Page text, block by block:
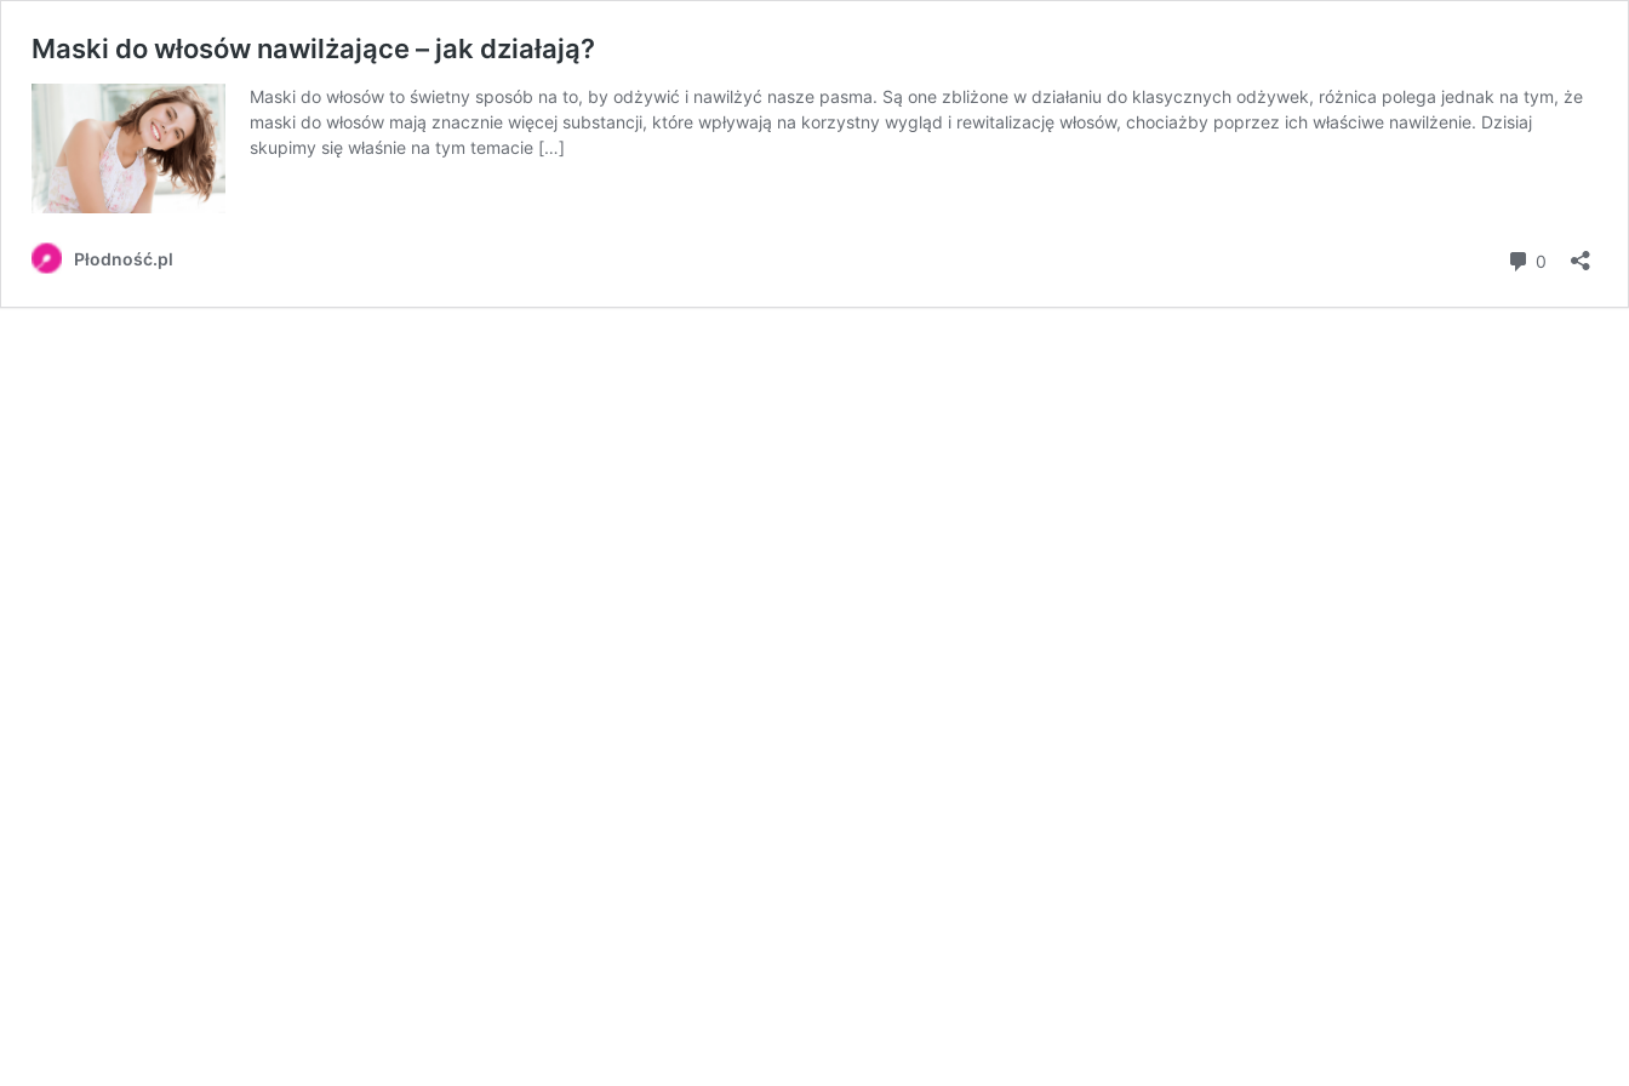
Maski do włosów nawilżające – jak działają?
Maski do włosów to świetny sposób na to, by odżywić i nawilżyć nasze pasma. Są one zbliżone w działaniu do klasycznych odżywek, różnica polega jednak na tym, że
maski do włosów mają znacznie więcej substancji, które wpływają na korzystny wygląd i rewitalizację włosów, chociażby poprzez ich właściwe nawilżenie. Dzisiaj
skupimy się właśnie na tym temacie […]
Płodność.pl 0